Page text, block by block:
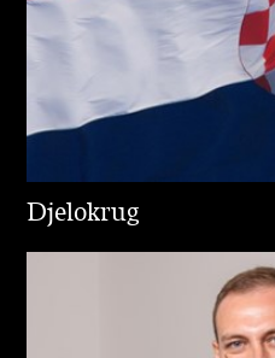
Djelokrug